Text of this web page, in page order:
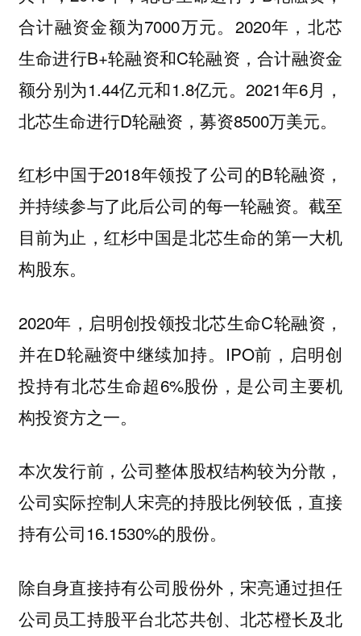
合计融资金额为7000万元。2020年，北芯
生命进行B+轮融资和C轮融资，合计融资金
额分别为1.44亿元和1.8亿元。2021年6月，
北芯生命进行D轮融资，募资8500万美元。
红杉中国于2018年领投了公司的B轮融资，
并持续参与了此后公司的每一轮融资。截至
目前为止，红杉中国是北芯生命的第一大机
构股东。
2020年，启明创投领投北芯生命C轮融资，
并在D轮融资中继续加持。IPO前，启明创
投持有北芯生命超6%股份，是公司主要机
构投资方之一。
本次发行前，公司整体股权结构较为分散，
公司实际控制人宋亮的持股比例较低，直接
持有公司16.1530%的股份。
除自身直接持有公司股份外，宋亮通过担任
公司员工持股平台北芯共创、北芯橙长及北